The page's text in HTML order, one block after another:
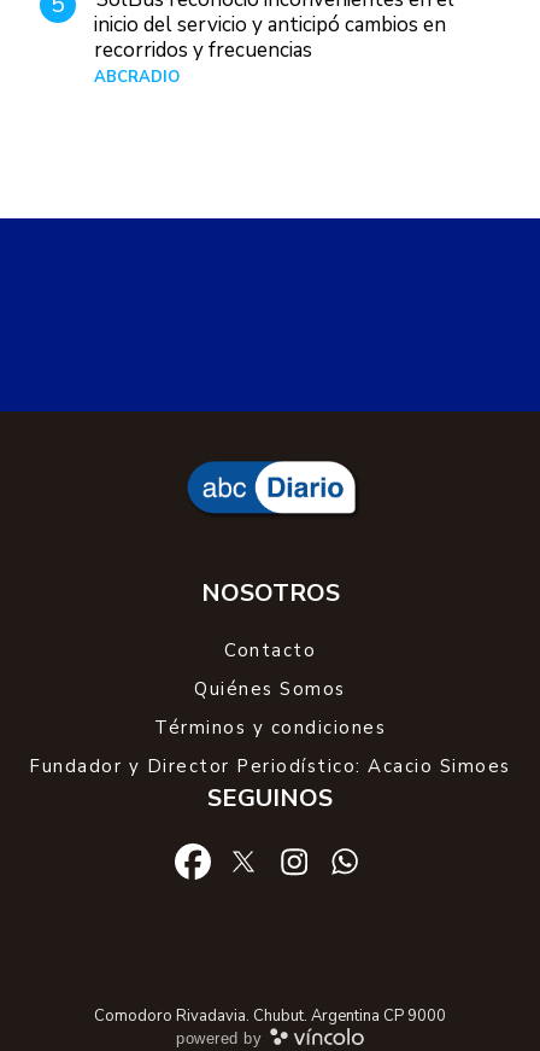
inicio del servicio y anticipó cambios en
recorridos y frecuencias
ABCRADIO
NOSOTROS
Contacto
Quiénes Somos
Términos y condiciones
Fundador y Director Periodístico: Acacio Simoes
SEGUINOS
Comodoro Rivadavia. Chubut. Argentina CP 9000
powered by